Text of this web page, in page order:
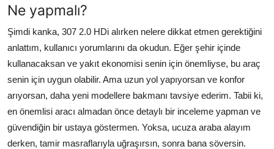
Ne yapmalı?
Şimdi kanka, 307 2.0 HDi alırken nelere dikkat etmen gerektiğini
anlattım, kullanıcı yorumlarını da okudun. Eğer şehir içinde
kullanacaksan ve yakıt ekonomisi senin için önemliyse, bu araç
senin için uygun olabilir. Ama uzun yol yapıyorsan ve konfor
arıyorsan, daha yeni modellere bakmanı tavsiye ederim. Tabii ki,
en önemlisi aracı almadan önce detaylı bir inceleme yapman ve
güvendiğin bir ustaya göstermen. Yoksa, ucuza araba alayım
derken, tamir masraflarıyla uğraşırsın, sonra bana söversin.